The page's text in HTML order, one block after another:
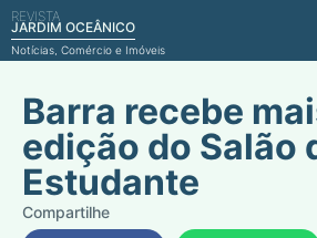
REVISTA
JARDIM OCEÂNICO
Notícias, Comércio e Imóveis
Barra recebe
edição do Salão
Estudante